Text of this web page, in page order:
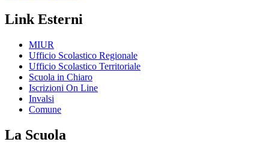
Link Esterni
MIUR
Ufficio Scolastico Regionale
Ufficio Scolastico Territoriale
Scuola in Chiaro
Iscrizioni On Line
Invalsi
Comune
La Scuola